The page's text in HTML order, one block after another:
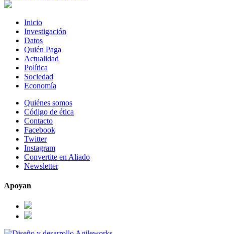
Inicio
Investigación
Datos
Quién Paga
Actualidad
Política
Sociedad
Economía
Quiénes somos
Código de ética
Contacto
Facebook
Twitter
Instagram
Convertite en Aliado
Newsletter
Apoyan